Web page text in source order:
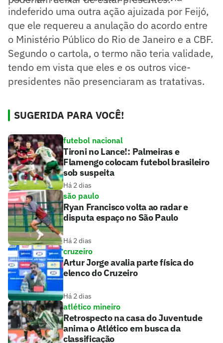
indeferido uma outra ação ajuizada por Feijó,
que ele requereu a anulação do acordo entre
o Ministério Público do Rio de Janeiro e a CBF.
Segundo o cartola, o termo não teria validade,
tendo em vista que eles e os outros vice-
presidentes não presenciaram as tratativas.
SUGERIDA PARA VOCÊ!
futebol nacional
Tironi no Lance!: Palmeiras e
Flamengo colocam futebol brasileiro
sob suspeita
Há 2 dias
são paulo
Ryan Francisco volta ao radar e
disputa espaço no São Paulo
Há 2 dias
cruzeiro
Artur Jorge avalia parte física do
elenco do Cruzeiro
Há 2 dias
atlético mineiro
Retrospecto na casa do Juventude
anima o Atlético em busca da
classificação